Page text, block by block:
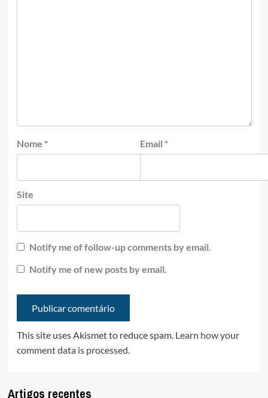
Nome * Email *
Site
Notify me of follow-up comments by email.
Notify me of new posts by email.
This site uses Akismet to reduce spam. Learn how your
comment data is processed.
Artigos recentes